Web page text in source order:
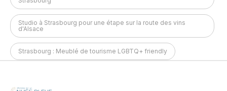
Studio à Strasbourg pour une étape sur la route des vins
d'Alsace
Strasbourg : Meublé de tourisme LGBTQ+ friendly